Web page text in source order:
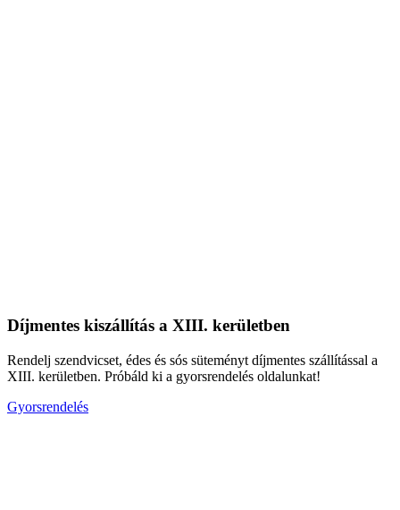
Díjmentes kiszállítás a XIII. kerületben
Rendelj szendvicset, édes és sós süteményt díjmentes szállítással a
XIII. kerületben. Próbáld ki a gyorsrendelés oldalunkat!
Gyorsrendelés